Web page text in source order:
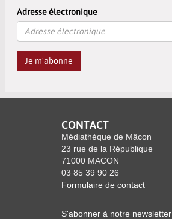
Adresse électronique
Je m'abonne
CONTACT
Médiathèque de Mâcon
23 rue de la République
71000 MACON
03 85 39 90 26
Formulaire de contact
S'abonner à notre newsletter